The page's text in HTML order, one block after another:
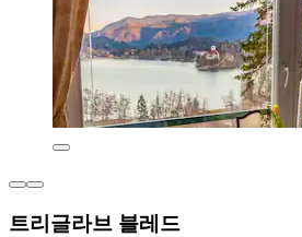
트리글라브 블레드